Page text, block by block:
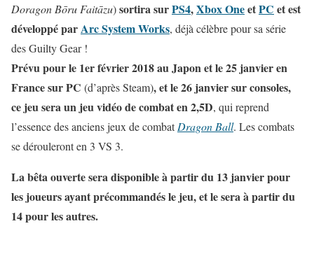
Doragon Bōru Faitāzu)sortira surPS4,Xbox OneetPC et est
développé parArc System Works, déjà célèbre pour sa série
des Guilty Gear !
Prévu pour le 1er février 2018 au Japon et le 25 janvier en
France sur PC (d’après Steam), et le 26 janvier sur consoles,
ce jeu sera un jeu vidéo de combat en 2,5D, qui reprend
l’essence des anciens jeux de combatDragon Ball. Les combats
se dérouleront en 3 VS 3.
La bêta ouverte sera disponible à partir du 13 janvier pour
les joueurs ayant précommandés le jeu, et le sera à partir du
14 pour les autres.